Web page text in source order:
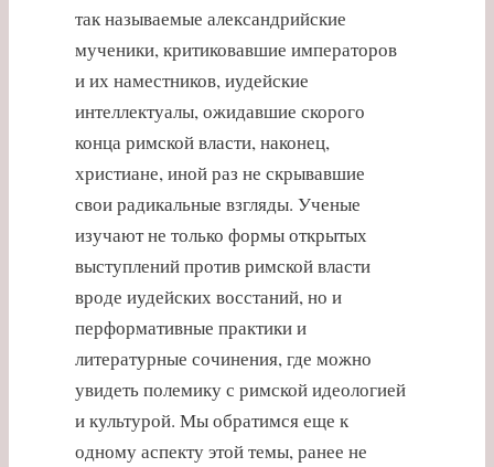
так называемые александрийские
мученики, критиковавшие императоров
и их наместников, иудейские
интеллектуалы, ожидавшие скорого
конца римской власти, наконец,
христиане, иной раз не скрывавшие
свои радикальные взгляды. Ученые
изучают не только формы открытых
выступлений против римской власти
вроде иудейских восстаний, но и
перформативные практики и
литературные сочинения, где можно
увидеть полемику с римской идеологией
и культурой. Мы обратимся еще к
одному аспекту этой темы, ранее не